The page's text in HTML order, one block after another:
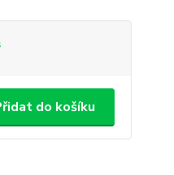
do košíku